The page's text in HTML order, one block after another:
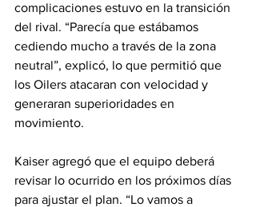
complicaciones estuvo en la transición
del rival. “Parecía que estábamos
cediendo mucho a través de la zona
neutral”, explicó, lo que permitió que
los Oilers atacaran con velocidad y
generaran superioridades en
movimiento.
Kaiser agregó que el equipo deberá
revisar lo ocurrido en los próximos días
para ajustar el plan. “Lo vamos a